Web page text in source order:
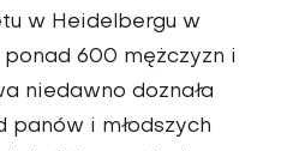
w Heidelbergu w
600 mężczyzn i
niedawno doznała
panów i młodszych